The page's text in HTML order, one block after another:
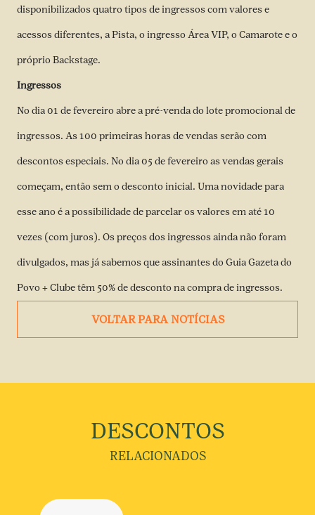
disponibilizados quatro tipos de ingressos com valores e
acessos diferentes, a Pista, o ingresso Área VIP, o Camarote e o
próprio Backstage.
Ingressos
No dia 01 de fevereiro abre a pré-venda do lote promocional de
ingressos. As 100 primeiras horas de vendas serão com
descontos especiais. No dia 05 de fevereiro as vendas gerais
começam, então sem o desconto inicial. Uma novidade para
esse ano é a possibilidade de parcelar os valores em até 10
vezes (com juros). Os preços dos ingressos ainda não foram
divulgados, mas já sabemos que assinantes do Guia Gazeta do
Povo + Clube têm 50% de desconto na compra de ingressos.
VOLTAR PARA NOTÍCIAS
DESCONTOS
RELACIONADOS